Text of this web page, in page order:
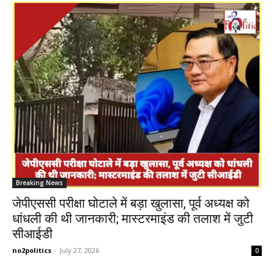
Breaking News
जेपीएससी परीक्षा घोटाले में बड़ा खुलासा, पूर्व अध्यक्ष को
धांधली की थी जानकारी; मास्टरमाइंड की तलाश में जुटी
सीआईडी
no2politics - July 27, 2026 0